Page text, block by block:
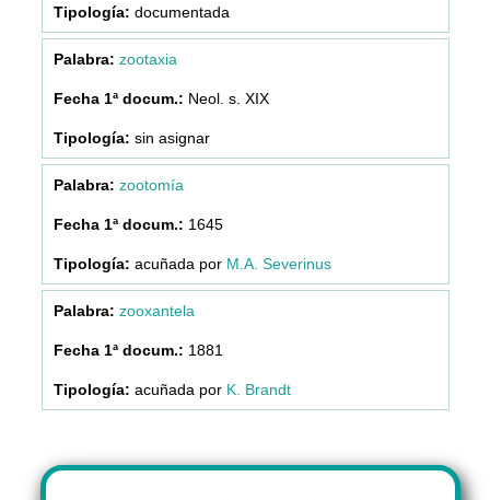
documentada
zootaxia
Neol. s. XIX
sin asignar
zootomía
1645
acuñada por M.A. Severinus
zooxantela
1881
acuñada por K. Brandt